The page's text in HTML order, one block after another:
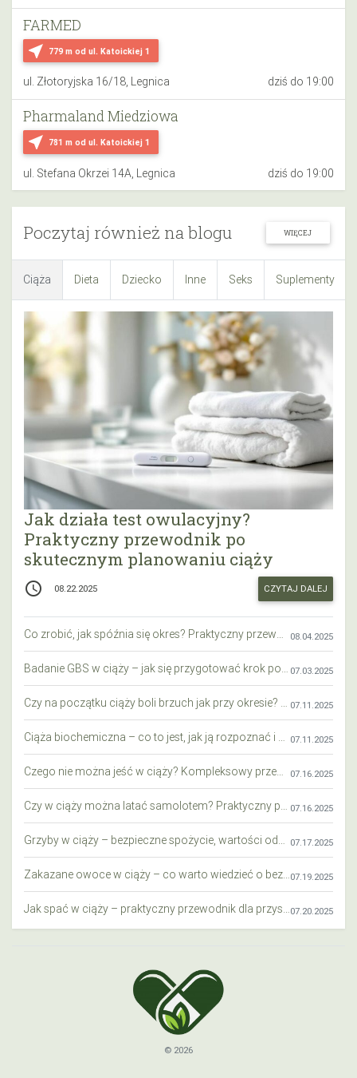
near_me 779 m od ul. Katoickiej 1
FARMED
ul. Złotoryjska 16/18, Legnica dziś do 19:00
near_me 781 m od ul. Katoickiej 1
Pharmaland Miedziowa
ul. Stefana Okrzei 14A, Legnica dziś do 19:00
Poczytaj również na blogu WIĘCEJ
Ciąża Dieta Dziecko Inne Seks Suplementy
Jak działa test owulacyjny?
Praktyczny przewodnik po
skutecznym planowaniu ciąży
access_time 08.22.2025 CZYTAJ DALEJ
08.04.2025
07.03.2025
07.11.2025
07.11.2025
07.16.2025
07.16.2025
07.17.2025
07.19.2025
07.20.2025
© 2026